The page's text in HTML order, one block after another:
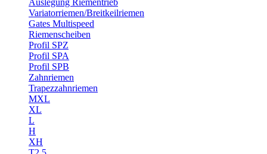
Auslegung Riementrieb
Variatorriemen/Breitkeilriemen
Gates Multispeed
Riemenscheiben
Profil SPZ
Profil SPA
Profil SPB
Zahnriemen
Trapezzahnriemen
MXL
XL
L
H
XH